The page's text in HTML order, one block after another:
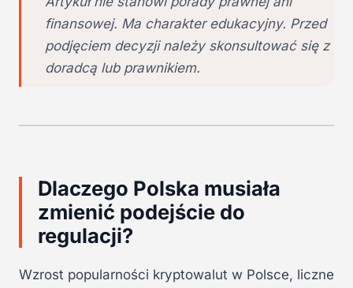
finansowej. Ma charakter edukacyjny. Przed
podjęciem decyzji należy skonsultować się z
doradcą lub prawnikiem.
Dlaczego Polska musiała
zmienić podejście do
regulacji?
Wzrost popularności kryptowalut w Polsce, liczne